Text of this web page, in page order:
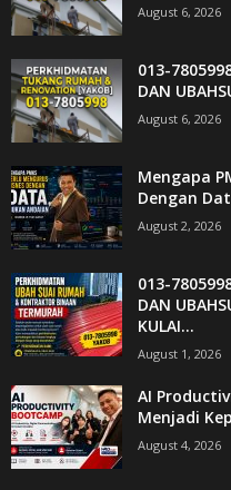
August 6, 2026
013-
DAN
August 6, 2026
Mengapa
Dengan
August 2, 2026
013-
DAN
KULAI...
August 1, 2026
AI
Menjadi
August 4, 2026